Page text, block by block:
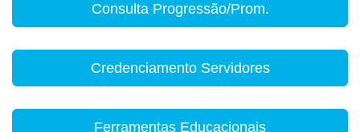
Consulta Progressão/Prom.
Credenciamento Servidores
Ferramentas Educacionais